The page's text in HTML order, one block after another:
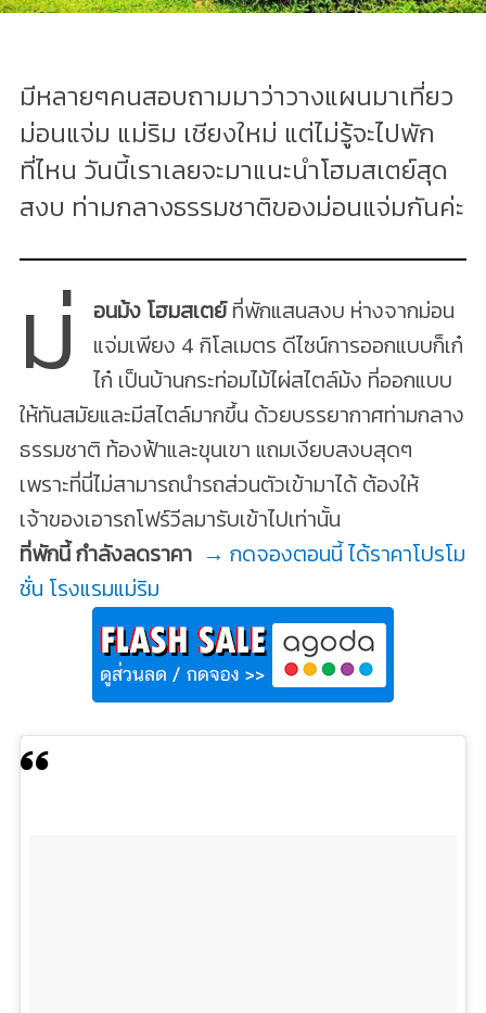
มีหลายๆคนสอบถามมาว่าวางแผนมาเที่ยว
ม่อนแจ่ม แม่ริม เชียงใหม่ แต่ไม่รู้จะไปพัก
ที่ไหน วันนี้เราเลยจะมาแนะนำโฮมสเตย์สุด
สงบ ท่ามกลางธรรมชาติของม่อนแจ่มกันค่ะ
ม่ อนม้ง โฮมสเตย์ที่พักแสนสงบ ห่างจากม่อน
แจ่มเพียง 4 กิโลเมตร ดีไซน์การออกแบบก็เก๋
ไก๋ เป็นบ้านกระท่อมไม้ไผ่สไตล์ม้ง ที่ออกแบบ
ให้ทันสมัยและมีสไตล์มากขึ้น ด้วยบรรยากาศท่ามกลาง
ธรรมชาติ ท้องฟ้าและขุนเขา แถมเงียบสงบสุดๆ
เพราะที่นี่ไม่สามารถนำรถส่วนตัวเข้ามาได้ ต้องให้
เจ้าของเอารถโฟร์วีลมารับเข้าไปเท่านั้น
ที่พักนี้ กำลังลดราคา → กดจองตอนนี้ ได้ราคาโปรโม
ชั่น โรงแรมแม่ริม